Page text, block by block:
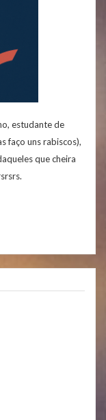
estudante de
faço uns rabiscos),
que cheira